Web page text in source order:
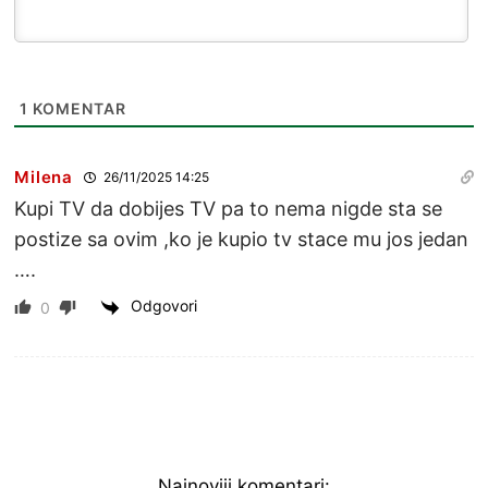
1 KOMENTAR
Milena 26/11/2025 14:25
Kupi TV da dobijes TV pa to nema nigde sta se
postize sa ovim ,ko je kupio tv stace mu jos jedan
….
0 Odgovori